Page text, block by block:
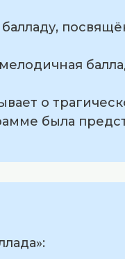
мелодичная
о
была